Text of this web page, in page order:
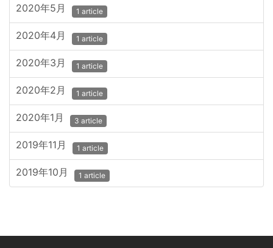
2020年5月 1 article
2020年4月 1 article
2020年3月 1 article
2020年2月 1 article
2020年1月 3 article
2019年11月 1 article
2019年10月 1 article